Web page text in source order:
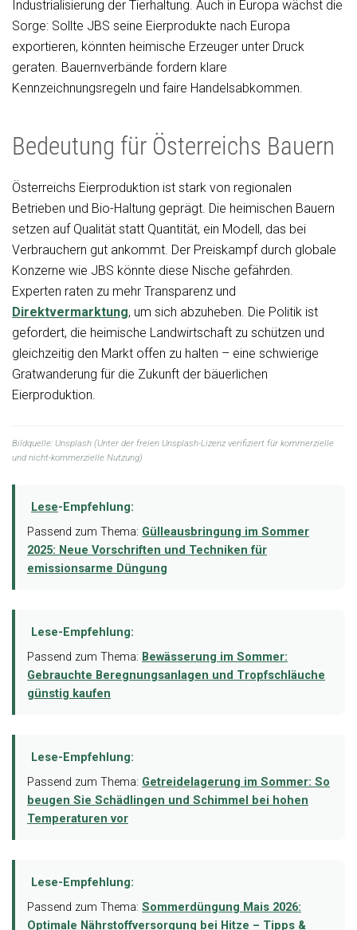
Industrialisierung der Tierhaltung. Auch in Europa wächst die
Sorge: Sollte JBS seine Eierprodukte nach Europa
exportieren, könnten heimische Erzeuger unter Druck
geraten. Bauernverbände fordern klare
Kennzeichnungsregeln und faire Handelsabkommen.
Bedeutung für Österreichs Bauern
Österreichs Eierproduktion ist stark von regionalen
Betrieben und Bio-Haltung geprägt. Die heimischen Bauern
setzen auf Qualität statt Quantität, ein Modell, das bei
Verbrauchern gut ankommt. Der Preiskampf durch globale
Konzerne wie JBS könnte diese Nische gefährden.
Experten raten zu mehr Transparenz und
Direktvermarktung, um sich abzuheben. Die Politik ist
gefordert, die heimische Landwirtschaft zu schützen und
gleichzeitig den Markt offen zu halten – eine schwierige
Gratwanderung für die Zukunft der bäuerlichen
Eierproduktion.
Bildquelle: Unsplash (Unter der freien Unsplash-Lizenz verifiziert für kommerzielle
und nicht-kommerzielle Nutzung)
Lese-Empfehlung:
Passend zum Thema: Gülleausbringung im Sommer
2025: Neue Vorschriften und Techniken für
emissionsarme Düngung
Lese-Empfehlung:
Passend zum Thema: Bewässerung im Sommer:
Gebrauchte Beregnungsanlagen und Tropfschläuche
günstig kaufen
Lese-Empfehlung:
Passend zum Thema: Getreidelagerung im Sommer: So
beugen Sie Schädlingen und Schimmel bei hohen
Temperaturen vor
Lese-Empfehlung:
Passend zum Thema: Sommerdüngung Mais 2026:
Optimale Nährstoffversorgung bei Hitze – Tipps &